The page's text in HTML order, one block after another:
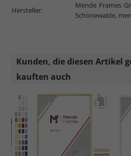
Hersteller:
Mende Frames
Schönewalde,
Kunden, die diesen Artikel
kauften auch